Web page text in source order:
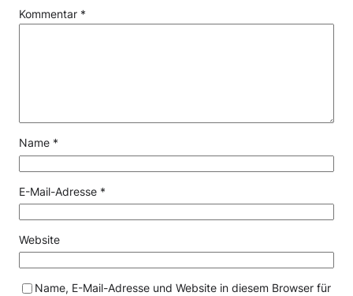
Kommentar *
Name *
E-Mail-Adresse *
Website
Name, E-Mail-Adresse und Website in diesem Browser für